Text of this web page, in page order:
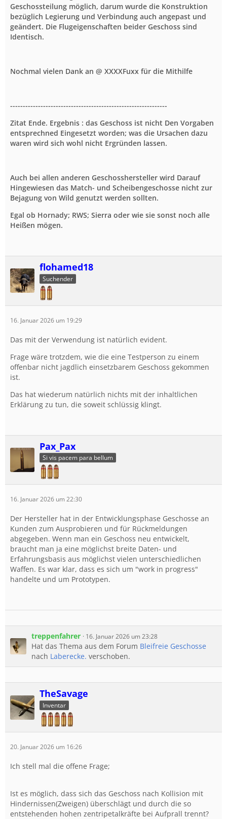
Geschossteilung möglich, darum wurde die Konstruktion
bezüglich Legierung und Verbindung auch angepast und
geändert. Die Flugeigenschaften beider Geschoss sind
Identisch.
Nochmal vielen Dank an @ XXXXFuxx für die Mithilfe
--------------------------------------------------------------
Zitat Ende. Ergebnis : das Geschoss ist nicht Den Vorgaben
entsprechned Eingesetzt worden; was die Ursachen dazu
waren wird sich wohl nicht Ergründen lassen.
Auch bei allen anderen Geschosshersteller wird Darauf
Hingewiesen das Match- und Scheibengeschosse nicht zur
Bejagung von Wild genutzt werden sollten.
Egal ob Hornady; RWS; Sierra oder wie sie sonst noch alle
Heißen mögen.
flohamed18
Suchender
16. Januar 2026 um 19:29
Das mit der Verwendung ist natürlich evident.
Frage wäre trotzdem, wie die eine Testperson zu einem
offenbar nicht jagdlich einsetzbarem Geschoss gekommen
ist.
Das hat wiederum natürlich nichts mit der inhaltlichen
Erklärung zu tun, die soweit schlüssig klingt.
Pax_Pax
Si vis pacem para bellum
16. Januar 2026 um 22:30
Der Hersteller hat in der Entwicklungsphase Geschosse an
Kunden zum Ausprobieren und für Rückmeldungen
abgegeben. Wenn man ein Geschoss neu entwickelt,
braucht man ja eine möglichst breite Daten- und
Erfahrungsbasis aus möglichst vielen unterschiedlichen
Waffen. Es war klar, dass es sich um "work in progress"
handelte und um Prototypen.
treppenfahrer 16. Januar 2026 um 23:28
Hat das Thema aus dem Forum Bleifreie Geschosse
nach Laberecke. verschoben.
TheSavage
Inventar
20. Januar 2026 um 16:26
Ich stell mal die offene Frage;
Ist es möglich, dass sich das Geschoss nach Kollision mit
Hindernissen(Zweigen) überschlägt und durch die so
entstehenden hohen zentripetalkräfte bei Aufprall trennt?